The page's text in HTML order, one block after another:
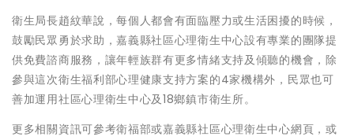
衛生局長趙紋華說，每個人都會有面臨壓力或生活困擾的時候，
鼓勵民眾勇於求助，嘉義縣社區心理衛生中心設有專業的團隊提
供免費諮商服務，讓年輕族群有更多情緒支持及傾聽的機會，除
參與這次衛生福利部心理健康支持方案的4家機構外，民眾也可
善加運用社區心理衛生中心及18鄉鎮市衛生所。
更多相關資訊可參考衛福部或嘉義縣社區心理衛生中心網頁，或